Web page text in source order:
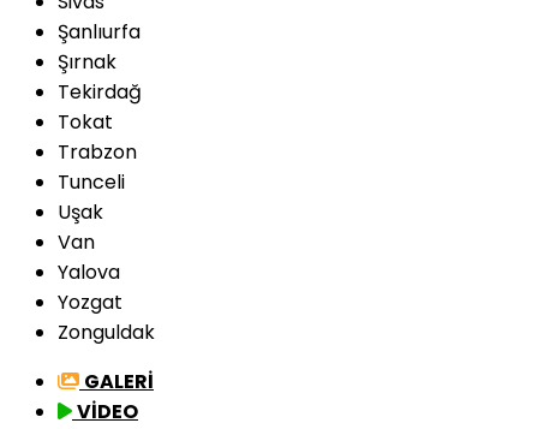
Şanlıurfa
Şırnak
Tekirdağ
Tokat
Trabzon
Tunceli
Uşak
Van
Yalova
Yozgat
Zonguldak
GALERİ
VİDEO